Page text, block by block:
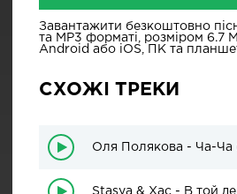
Завантажити безкоштовно
та MP3 форматі, розміром 6.7
Android або iOS, ПК та
СХОЖІ ТРЕКИ
Оля Полякова - Ча-Ча
Stasya & Хас - В той